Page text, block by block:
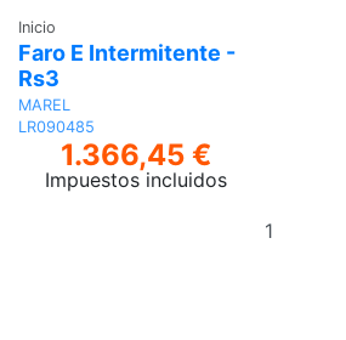
Inicio
Faro E Intermitente -
Rs3
MAREL
LR090485
1.366,45 €
Impuestos incluidos